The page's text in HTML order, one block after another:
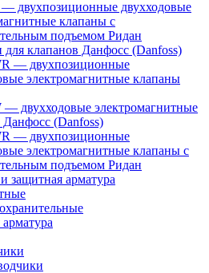
двухпозиционные двухходовые
клапаны с
подъемом Ридан
клапанов Данфосс (Danfoss)
— двухпозиционные
электромагнитные клапаны
— двухходовые электромагнитные
(Danfoss)
— двухпозиционные
электромагнитные клапаны с
подъемом Ридан
защитная арматура